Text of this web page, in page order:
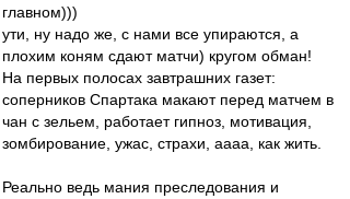
главном)))
ути, ну надо же, с нами все упираются, а
плохим коням сдают матчи) кругом обман!
На первых полосах завтрашних газет:
соперников Спартака макают перед матчем в
чан с зельем, работает гипноз, мотивация,
зомбирование, ужас, страхи, аааа, как жить.
Реально ведь мания преследования и